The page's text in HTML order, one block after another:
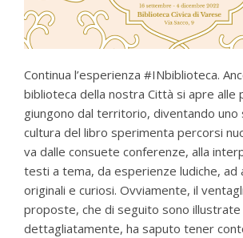
Continua l’esperienza #INbiblioteca.
biblioteca della nostra Città si apre alle
giungono dal territorio, diventando uno
cultura del libro sperimenta percorsi
va dalle consuete conferenze, alla
testi a tema, da esperienze ludiche, ad
originali e curiosi. Ovviamente, il
proposte, che di seguito sono illustrate
dettagliatamente, ha saputo tener